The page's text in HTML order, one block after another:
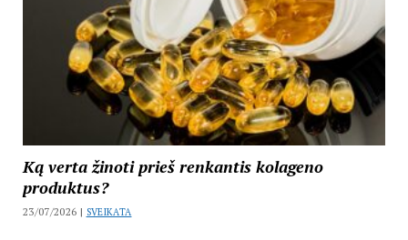
Ką verta žinoti prieš renkantis kolageno
produktus?
23/07/2026 | SVEIKATA